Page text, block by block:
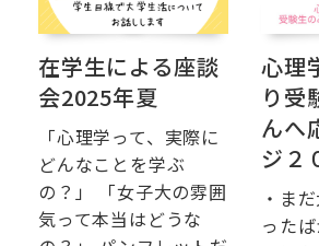
在学生による座談
会2025年夏
「心理学って、実際に
どんなことを学ぶ
の？」 「女子大の雰囲
気って本当はどうな
心理
り受
んへ
ジ２
・ま
った